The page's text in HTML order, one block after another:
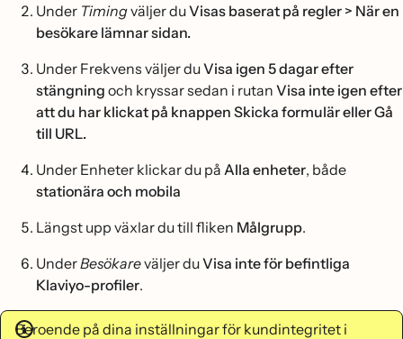
Under Timingväljer duVisas baserat på regler > När en
besökare lämnar sidan.
Under Frekvens väljer duVisa igen 5 dagar efter
stängning och kryssar sedan i rutan Visa inte igen efter
att du har klickat på knappen Skicka formuläreller Gå
till URL.
Under Enheter klickar du på Alla enheter, både
stationära och mobila
Längst upp växlar du till fliken Målgrupp.
UnderBesökareväljer duVisa inte för befintliga
Klaviyo-profiler.
Beroende på dina inställningar för kundintegritet i